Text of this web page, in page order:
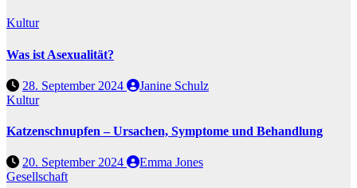
Kultur
Was ist Asexualität?
28. September 2024
Janine Schulz
Kultur
Katzenschnupfen – Ursachen, Symptome und Behandlung
20. September 2024
Emma Jones
Gesellschaft